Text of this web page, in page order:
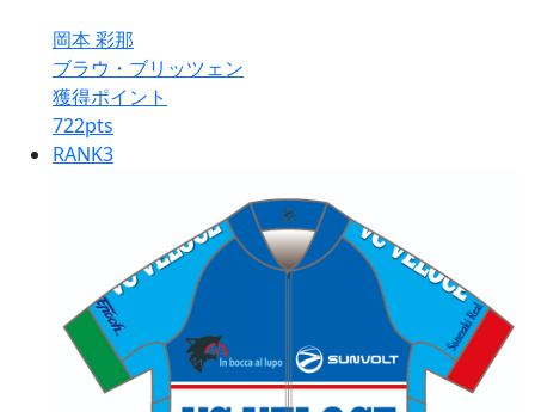
岡本 彩那
ブラウ・ブリッツェン
獲得ポイント
722pts
RANK3